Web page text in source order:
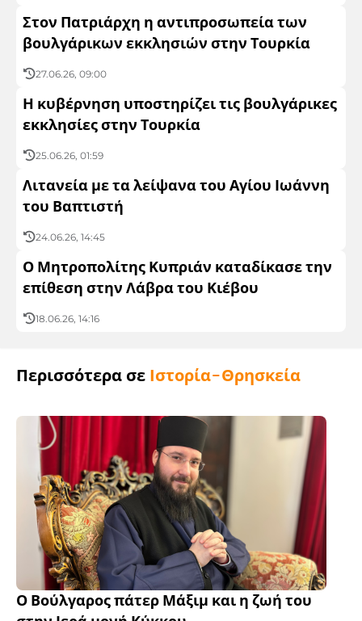
Στον Πατριάρχη η αντιπροσωπεία των
βουλγάρικων εκκλησιών στην Τουρκία
27.06.26, 09:00
Η κυβέρνηση υποστηρίζει τις βουλγάρικες
εκκλησίες στην Τουρκία
25.06.26, 01:59
Λιτανεία με τα λείψανα του Αγίου Ιωάννη
του Βαπτιστή
24.06.26, 14:45
Ο Μητροπολίτης Κυπριάν καταδίκασε την
επίθεση στην Λάβρα του Κιέβου
18.06.26, 14:16
Περισσότερα σε Ιστορία-Θρησκεία
Ο Βούλγαρος πάτερ Μάξιμ και η ζωή του